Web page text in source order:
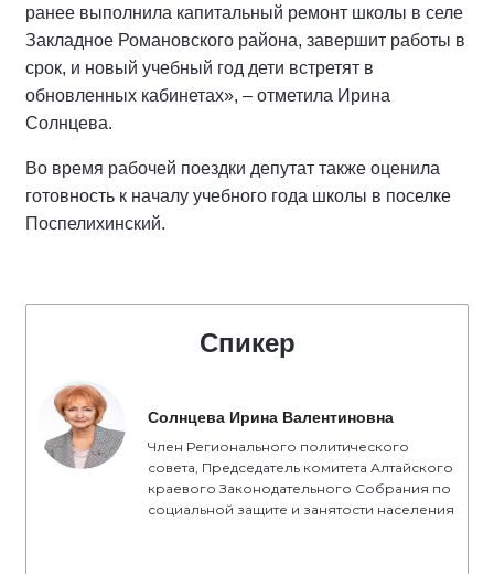
ранее выполнила капитальный ремонт школы в селе
Закладное Романовского района, завершит работы в
срок, и новый учебный год дети встретят в
обновленных кабинетах», – отметила Ирина
Солнцева.
Во время рабочей поездки депутат также оценила
готовность к началу учебного года школы в поселке
Поспелихинский.
Спикер
Солнцева Ирина Валентиновна
Член Регионального политического
совета, Председатель комитета Алтайского
краевого Законодательного Собрания по
социальной защите и занятости населения